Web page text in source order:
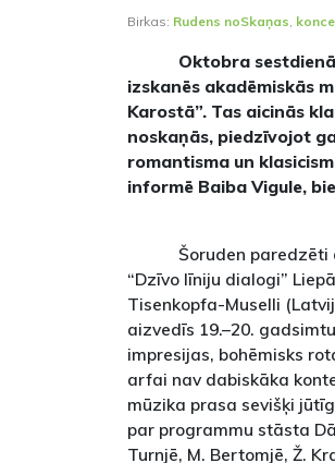
Birkas: Rudens noSkaņas,
Oktobra
izskanēs akadēmiskās
Karostā”. Tas aicinās
noskaņās, piedzīvojot
romantisma un
informē Baiba Vigule,
Šoruden paredzēti
“Dzīvo līniju dialogi”
Tisenkopfa-Muselli
aizvedīs 19.–20.
impresijas, bohēmisks
arfai nav dabiskāka
mūzika prasa sevišķi
par programmu stāsta
Turnjē, M. Bertomjē, Ž.